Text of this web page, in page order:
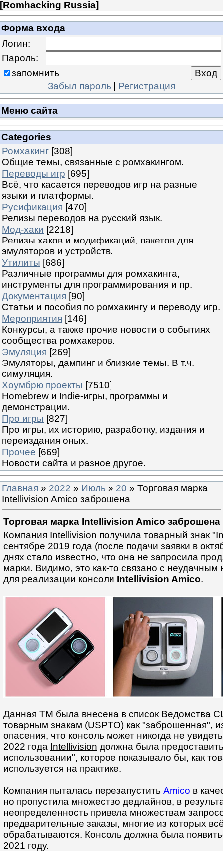
[Romhacking Russia]
Форма входа
Логин:
Пароль:
запомнить
Забыл пароль | Регистрация
Меню сайта
Categories
Ромхакинг [308]
Общие темы, связанные с ромхакингом.
Переводы игр [695]
Всё, что касается переводов игр на разные
языки и платформы.
Русификация [470]
Релизы переводов на русский язык.
Мод-хаки [2218]
Релизы хаков и модификаций, пакетов для
эмуляторов и устройств.
Утилиты [686]
Различные программы для ромхакинга,
инструменты для программирования и пр.
Документация [90]
Статьи и пособия по ромхакингу и переводу игр.
Мероприятия [146]
Конкурсы, а также прочие новости о событиях
сообщества ромхакеров.
Эмуляция [269]
Эмуляторы, дампинг и близкие темы. В т.ч.
симуляция.
Хоумбрю проекты [7510]
Homebrew и Indie-игры, программы и
демонстрации.
Про игры [827]
Про игры, их историю, разработку, издания и
переиздания оных.
Прочее [669]
Новости сайта и разное другое.
Главная » 2022 » Июль » 20 » Торговая марка
Intellivision Amico заброшена
Торговая марка Intellivision Amico заброшена
Компания Intellivision получила товарный знак
сентябре 2019 года (после подачи заявки в
днях стало известно, что она не запросила
марки. Видимо, это как-то связано с
для реализации консоли Intellivision Amico.
Данная TM была внесена в список Ведомства
товарным знакам (USPTO) как "заброшенная",
опасения, что консоль может никогда не
2022 года Intellivision должна была
использовании", которое показывало бы, как
используется на практике.
Компания пыталась перезапустить Amico в
но пропустила множество дедлайнов, в
неопределенность привела множествам
предварительные заказы, многие из которых
обрабатываются. Консоль должна была
2021 году.